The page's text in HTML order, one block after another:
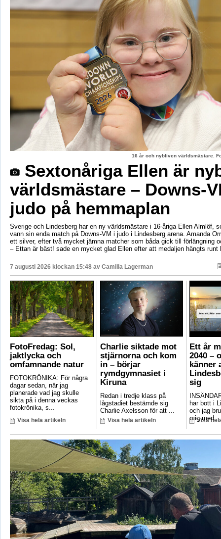
16 år och nybliven världsmästare.
Sextonåriga Ellen är
världsmästare – Downs-
judo på hemmaplan
Sverige och Lindesberg har en ny världsmästare i 16-åriga Ellen Almlöf,
vann sin enda match på Downs-VM i judo i Lindesberg arena. Amanda
ett silver, efter två mycket jämna matcher som båda gick till förlängning
– Ettan är bäst! sade en mycket glad Ellen efter att medaljen hängts runt
7 augusti 2026 klockan 15:48 av Camilla Lagerman
FotoFredag: Sol,
jaktlycka och
omfamnande natur
FOTOKRÖNIKA: För några
dagar sedan, när jag
planerade vad jag skulle
sikta på i denna veckas
fotokrönika, s...
Visa hela artikeln
Charlie siktade mot
stjärnorna och kom
in – börjar
rymdgymnasiet i
Kiruna
Redan i tredje klass på
lågstadiet bestämde sig
Charlie Axelsson för att ...
Visa hela artikeln
Ett år
2040 –
känner
sig
har bott i
och jag
mig med
Visa